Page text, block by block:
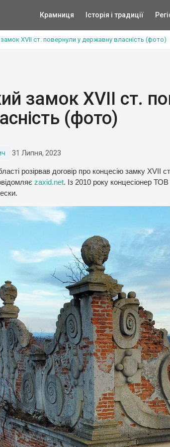
Крамниця Історія і традиції
XVII ст. повернули у державну власність (фото)
замок XVII ст.
(фото)
31 Липня, 2023
розірвав договір про концесію замку XVII
zaxid.net. Із 2010 року концесіонер ТОВ